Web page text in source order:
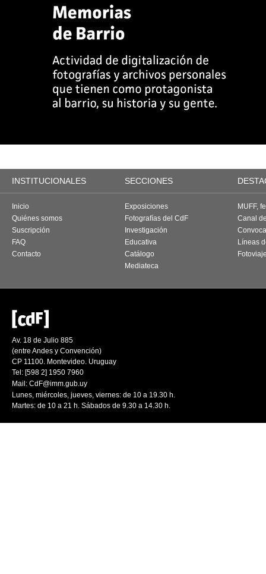
INSTITUCIONALES SECCIONES
Inicio
Quiénes somos
Suscripción
FAQ
Contacto
Exposiciones
Fotografías del CdF
Investigación
Educativa
Catálogo
Mediateca
MUFF,
Canal
Líneas
Av. 18 de Julio 885
(entre Andes y Convención)
CP 11100. Montevideo. Uruguay
Tel: [598 2] 1950 7960
Mail: CdF@imm.gub.uy
Lunes, miércoles, jueves, viernes: de 10 a 19.30 h.
Martes: de 10 a 21 h. Sábados de 9.30 a 14.30 h.